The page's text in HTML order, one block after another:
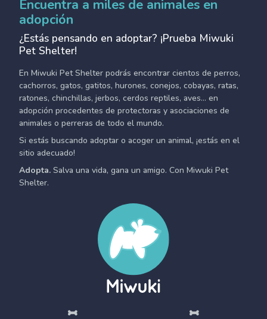
Encuentra a miles de animales en
adopción
¿Estás pensando en adoptar? ¡Prueba Miwuki
Pet Shelter!
En Miwuki Pet Shelter podrás encontrar cientos de perros,
cachorros, gatos, gatitos, hurones, conejos, cobayas, ratas,
ratones, chinchillas, jerbos, cerdos reptiles, aves... en
adopción procedentes de protectoras y asociaciones de
animales o perreras de todo el mundo.
Si estás buscando adoptar o acoger un animal, ¡estás en el
sitio adecuado!
Adopta. Salva una vida, gana un amigo. Con Miwuki Pet
Shelter.